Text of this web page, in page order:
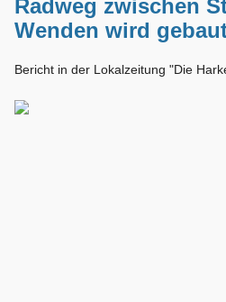
Radweg zwischen
Wenden wird
Bericht in der Lokalzeitung "Die